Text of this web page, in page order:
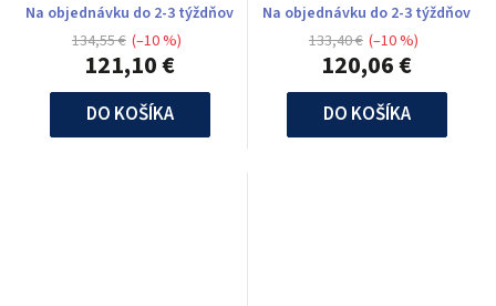
Na objednávku do 2-3 týždňov
121,10 €
134,55 € (–10 %)
DO KOŠÍKA
Na objednávku do 2-3 týždňov
120,06 €
133,40 € (–10 %)
DO KOŠÍKA